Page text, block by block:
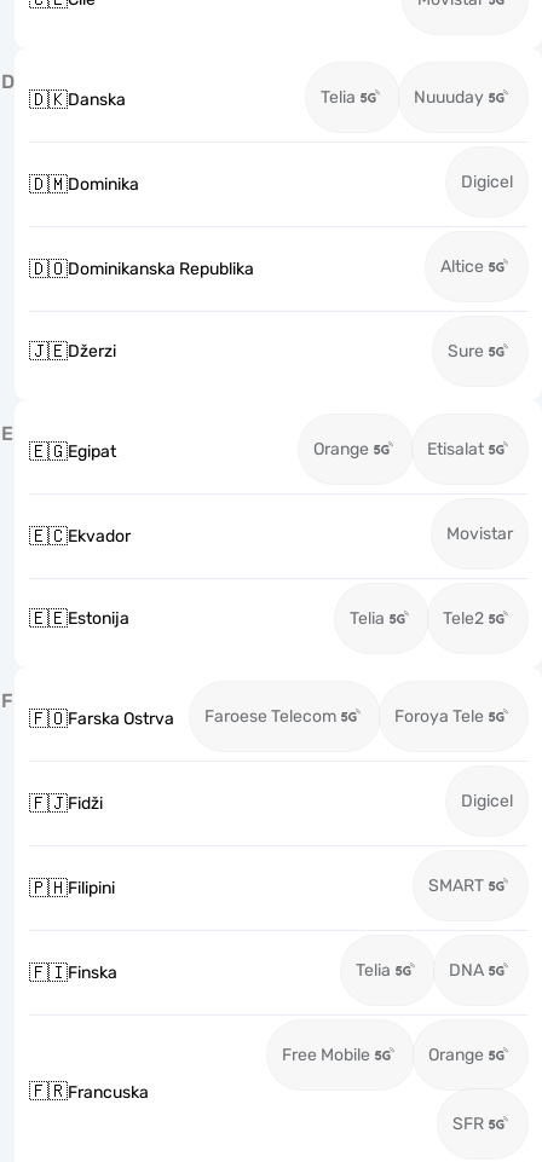
D
🇩🇰Danska Telia Nuuuday
🇩🇲Dominika Digicel
🇩🇴Dominikanska Republika Altice
🇯🇪Džerzi Sure
E
🇪🇬Egipat Orange Etisalat
🇪🇨Ekvador Movistar
🇪🇪Estonija Telia Tele2
F
🇫🇴Farska Ostrva Faroese Telecom Foroya Tele
🇫🇯Fidži Digicel
🇵🇭Filipini SMART
🇫🇮Finska Telia DNA
🇫🇷Francuska
Free Mobile Orange
SFR